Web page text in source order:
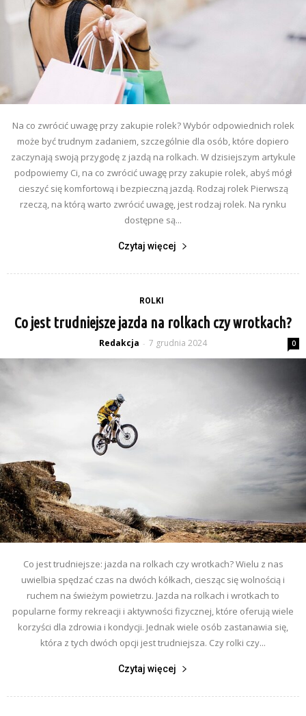
Na co zwrócić uwagę przy zakupie rolek? Wybór odpowiednich rolek
może być trudnym zadaniem, szczególnie dla osób, które dopiero
zaczynają swoją przygodę z jazdą na rolkach. W dzisiejszym artykule
podpowiemy Ci, na co zwrócić uwagę przy zakupie rolek, abyś mógł
cieszyć się komfortową i bezpieczną jazdą. Rodzaj rolek Pierwszą
rzeczą, na którą warto zwrócić uwagę, jest rodzaj rolek. Na rynku
dostępne są...
Czytaj więcej
ROLKI
Co jest trudniejsze jazda na rolkach czy wrotkach?
Redakcja - 7 grudnia 2024 0
Co jest trudniejsze: jazda na rolkach czy wrotkach? Wielu z nas
uwielbia spędzać czas na dwóch kółkach, ciesząc się wolnością i
ruchem na świeżym powietrzu. Jazda na rolkach i wrotkach to
popularne formy rekreacji i aktywności fizycznej, które oferują wiele
korzyści dla zdrowia i kondycji. Jednak wiele osób zastanawia się,
która z tych dwóch opcji jest trudniejsza. Czy rolki czy...
Czytaj więcej